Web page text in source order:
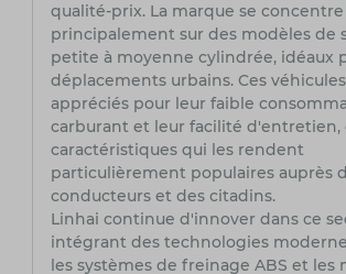
qualité-prix. La marque se concentre
principalement sur des modèles de
petite à moyenne cylindrée, idéaux
déplacements urbains. Ces
appréciés pour leur faible
carburant et leur facilité d'entretien,
caractéristiques qui les rendent
particulièrement populaires auprès
conducteurs et des citadins.
Linhai continue d'innover dans ce
intégrant des technologies
les systèmes de freinage ABS et les